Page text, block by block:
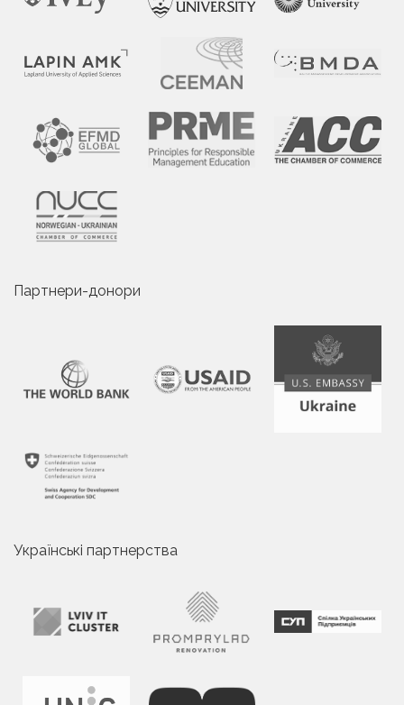
Партнери-донори
Українські партнерства